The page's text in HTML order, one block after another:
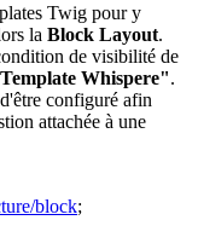
Twig pour y
la Block Layout.
de visibilité de
Whispere".
configuré afin
attachée à une
block;